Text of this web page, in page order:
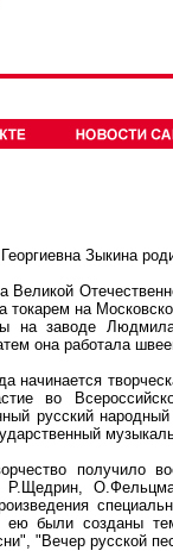
Зыкина
токарем на
на заводе
она работала
начинается
во
русский
получило
Р.Щедрин,
ею были созданы
"Вечер русской